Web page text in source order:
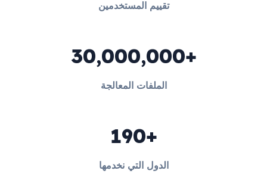
تقييم المستخدمين
30,000,000+
الملفات المعالجة
190+
الدول التي نخدمها